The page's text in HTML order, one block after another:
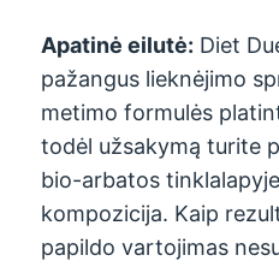
Apatinė eilutė: Diet
pažangus lieknėjimo
metimo formulės
todėl užsakymą turite
bio-arbatos
kompozicija. Kaip
papildo vartojimas